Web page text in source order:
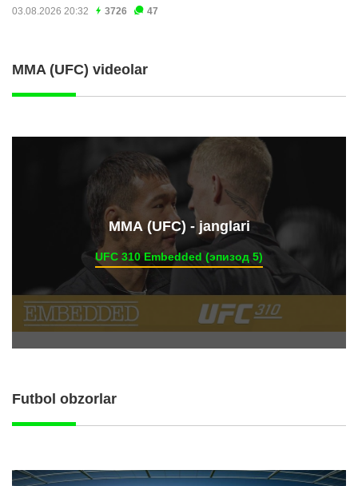
03.08.2026 20:32 3726 47
MMA (UFC) videolar
ММА (UFC) - janglari
UFC 310 Embedded (эпизод 5)
Futbol obzorlar